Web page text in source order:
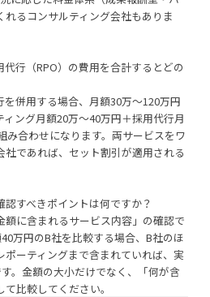
るコンサルティング会社もありま
行（RPO）の費用を合計するとどの
併用する場合、月額30万〜120万円
ング月額20万〜40万円＋採用代行月
み合わせになります。両サービスをワ
社であれば、セット割引が適用される
すべきポイントは何ですか？
に含まれるサービス内容」の確認で
万円のB社を比較する場合、B社のほ
ポーティングまで含まれていれば、実
。金額の大小だけでなく、「何が含
比較してください。